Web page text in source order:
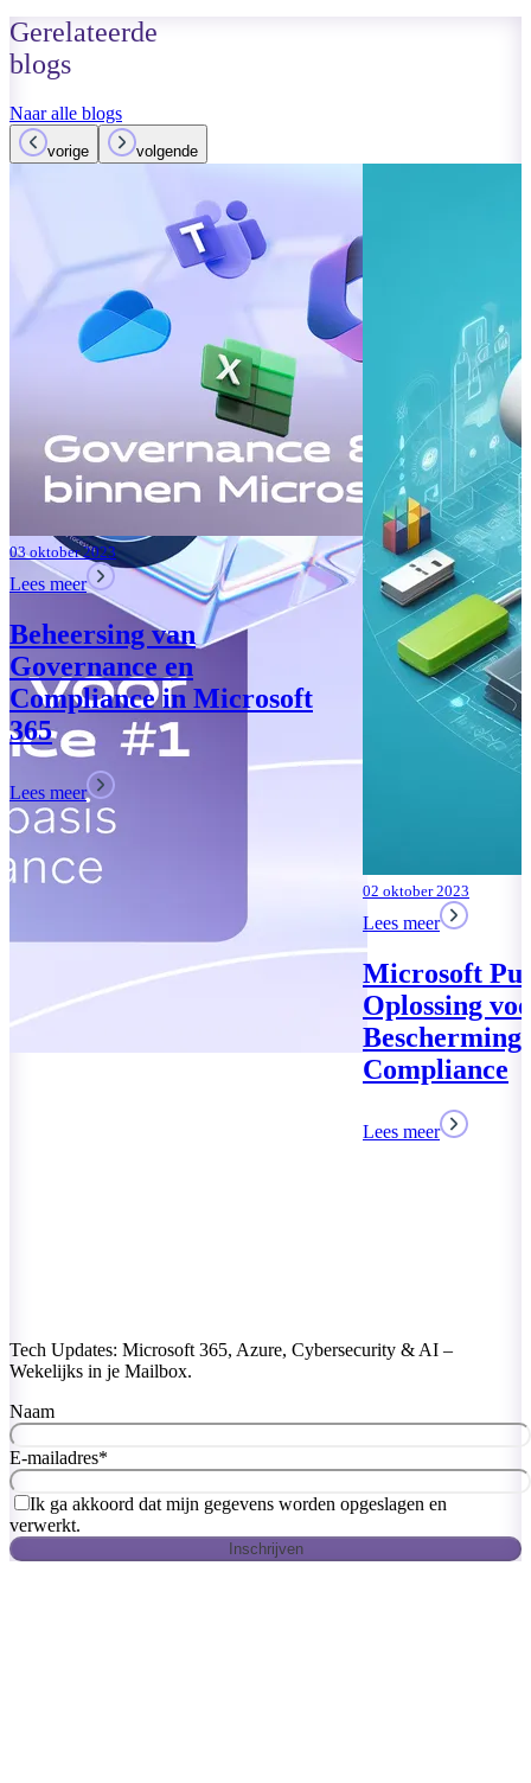
Gerelateerde
blogs
Naar alle blogs
vorige volgende
Microsoft Purview: Uw
Oplossing voor Data
Teams: Wat
Tech Updates: Microsoft 365, Azure, Cybersecurity & AI –
Wekelijks in je Mailbox.
Naam
E-mailadres*
Ik ga akkoord dat mijn gegevens worden opgeslagen en
verwerkt.
Inschrijven